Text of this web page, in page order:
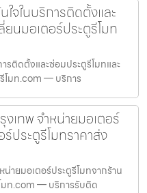
จในบริการติดตั้งและ
นมอเตอร์ประตูรีโมท
รติดตั้งและซ่อมประตูรีโมทและ
โมท.com — บริการ
เทพ จำหน่ายมอเตอร์
ประตูรีโมทราคาส่ง
ายมอเตอร์ประตูรีโมทจากร้าน
มท.com — บริการรับติด